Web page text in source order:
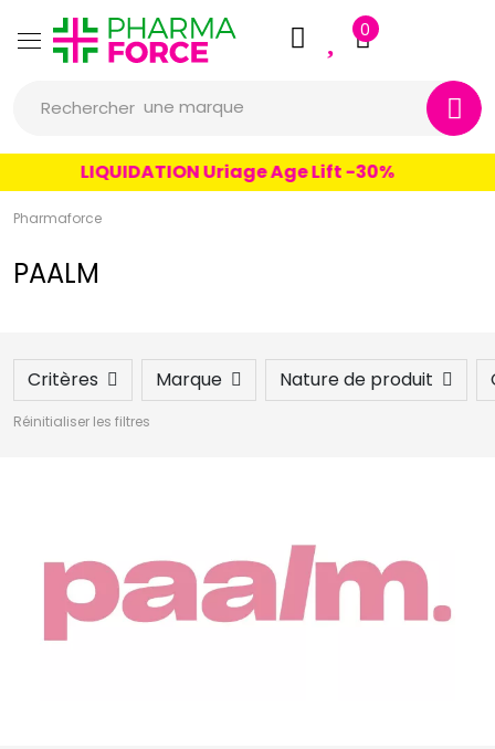
Pharmaforce Grande
0
Rechercher un conseil
un produit
LIQUIDATION Uriage Age Lift -30%
Pharmaforce
PAALM
Critères Marque Nature de produit
Réinitialiser les filtres